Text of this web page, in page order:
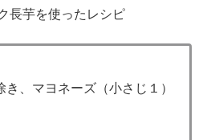
長芋を使ったレシピ
、マヨネーズ（小さじ１）